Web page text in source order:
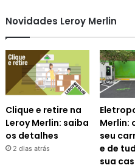
Novidades Leroy Merlin
Clique e retire na
Leroy Merlin: saiba
os detalhes
2 dias atrás
Merlin:
seu
e de
sua